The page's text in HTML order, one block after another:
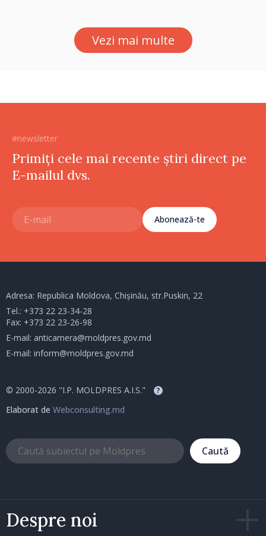
puse în funcțiune
Vezi mai multe
#newsletter
Primiți cele mai recente știri direct pe
E-mailul dvs.
Abonează-te
Despre noi
Adresa: Republica Moldova, Chișinău, str.Puskin, 22
Tel.: +373 22 23-34-28
Fax: +373 22 23-26-98
E-mail: anticamera@moldpres.gov.md
E-mail: inform@moldpres.gov.md
© 2000-2026 "I.P. MOLDPRES A.I.S." ?
Elaborat de Webconsulting.md
Caută